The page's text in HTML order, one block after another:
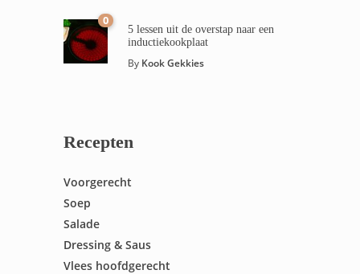
0
5 lessen uit de overstap naar een
inductiekookplaat
By Kook Gekkies
Recepten
Voorgerecht
Soep
Salade
Dressing & Saus
Vlees hoofdgerecht